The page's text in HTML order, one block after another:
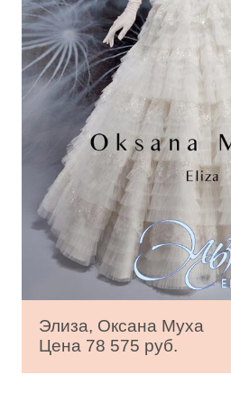
Элиза, Оксана Муха
Цена 78 575 руб.